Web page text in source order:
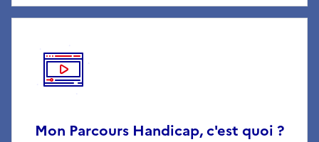
Mon Parcours Handicap, c'est quoi ?